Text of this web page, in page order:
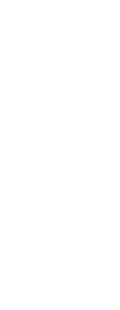
Wir